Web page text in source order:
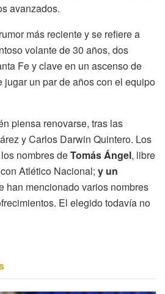
avanzados.
más reciente y se refiere a
volante de 30 años, dos
Fe y clave en un ascenso de
un par de años con el equipo
piensa renovarse, tras las
y Carlos Darwin Quintero. Los
nombres deTomás Ángel, libre
Atlético Nacional; y un
han mencionado varios nombres
El elegido todavía no